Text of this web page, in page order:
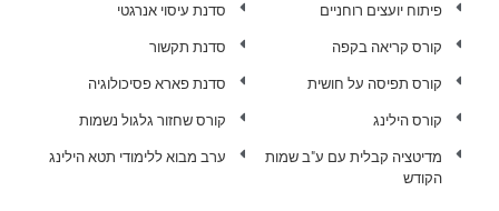
פיתוח יועצים רוחניים
קורס קריאה בקפה
קורס תפיסה על חושית
קורס הילינג
מדיטציה קבלית עם ע"ב שמות
הקודש
סדנת עיסוי אנרגטי
סדנת תקשור
סדנת פארא פסיכולוגיה
קורס שחזור גלגול נשמות
ערב מבוא ללימודי תטא הילינג